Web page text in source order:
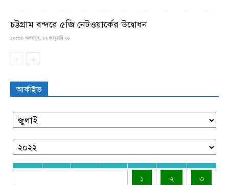
চট্টগ্রাম বন্দরে ৫জি নেটওয়ার্কের উদ্বোধন
১০:৩৩ অপরাহ্ন, ১২ জানুয়ারি ২৬
আর্কাইভ
১ ২
৩